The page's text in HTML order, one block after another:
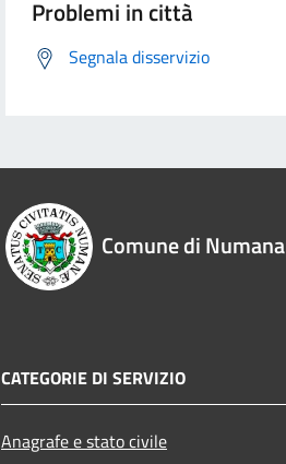
Problemi in città
Segnala disservizio
Comune di Numana
CATEGORIE DI SERVIZIO
Anagrafe e stato civile